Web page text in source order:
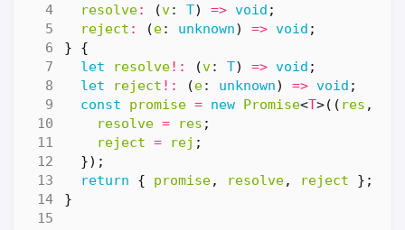
resolve: (v: T) => void ;
reject : (e: unknown) => void ;
}
{
let
resolve!: (v: T) => void ;
let
reject !: (e: unknown) => void ;
const
promise = new Promise<T>(( res ,
resolve = res ;
reject = rej ;
});
return
{ promise, resolve, reject
};
}